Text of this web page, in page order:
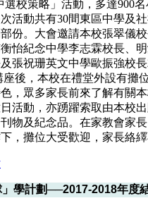
校策略」活動，多達900
活動共有30間東區中學及
份。大會邀請本校張翠儀
怡紀念中學李志霖校長、
張祝珊英文中學歐振強校
座後，本校在禮堂外設有攤
，眾多家長前來了解有關
活動，亦踴躍索取由本校出
物及紀念品。在家教會家
，攤位大受歡迎，家長絡繹
學計劃──2017-2018年度